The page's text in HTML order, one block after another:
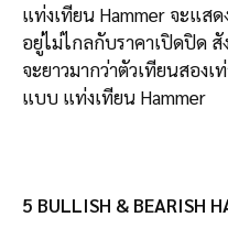
แท่งเทียน Hammer จะแส
อยู่ไม่ไกลกับราคาเปิดปิด สั
จะยาวมากว่าตัวเทียนสอง
แบบ แท่งเทียน Hammer
5 BULLISH & BEARISH